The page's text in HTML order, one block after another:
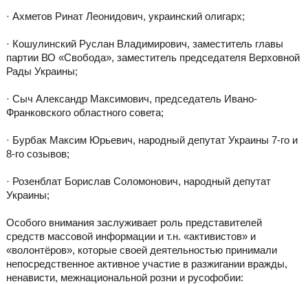
· Ахметов Ринат Леонидович, украинский олигарх;
· Кошулинский Руслан Владимирович, заместитель главы
партии ВО «Свобода», заместитель председателя Верховной
Рады Украины;
· Сыч Александр Максимович, председатель Ивано-
Франковского областного совета;
· Бурбак Максим Юрьевич, народный депутат Украины 7-го и
8-го созывов;
· Розенблат Борислав Соломонович, народный депутат
Украины;
Особого внимания заслуживает роль представителей
средств массовой информации и т.н. «активистов» и
«волонтёров», которые своей деятельностью принимали
непосредственное активное участие в разжигании вражды,
ненависти, межнациональной розни и русофобии: